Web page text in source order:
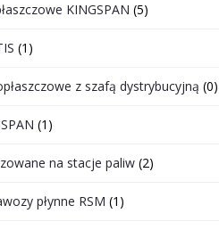
KINGSPAN (5)
(1)
z szafą dystrybucyjną (0)
(1)
na stacje paliw (2)
płynne RSM (1)